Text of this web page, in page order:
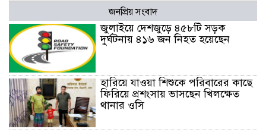
জনপ্রিয় সংবাদ
জুলাইয়ে দেশজুড়ে ৪৫৮টি সড়ক
দুর্ঘটনায় ৪১৬ জন নিহত হয়েছেন
হারিয়ে যাওয়া শিশুকে পরিবারের কাছে
ফিরিয়ে প্রশংসায় ভাসছেন খিলক্ষেত
থানার ওসি